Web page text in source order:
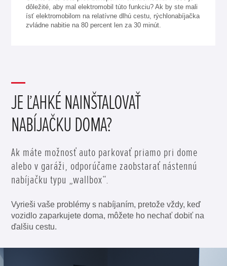
dôležité, aby mal elektromobil túto funkciu? Ak by ste mali
ísť elektromobilom na relatívne dlhú cestu, rýchlonabíjačka
zvládne nabitie na 80 percent len za 30 minút.
JE ĽAHKÉ NAINŠTALOVAŤ
NABÍJAČKU DOMA?
Ak máte možnosť auto parkovať priamo pri dome
alebo v garáži, odporúčame zaobstarať nástennú
nabíjačku typu „wallbox“.
Vyrieši vaše problémy s nabíjaním, pretože vždy, keď
vozidlo zaparkujete doma, môžete ho nechať dobiť na
ďalšiu cestu.